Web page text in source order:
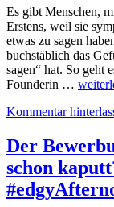
Es gibt Menschen,
Erstens, weil sie
etwas zu sagen
buchstäblich das
sagen“ hat. So geht
Founderin …
#15:
trenden
so
stark,
Kommentar
Der
schon